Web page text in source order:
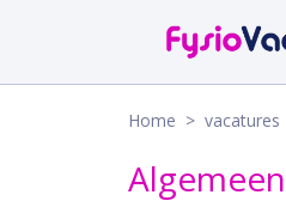
Home > vacatures